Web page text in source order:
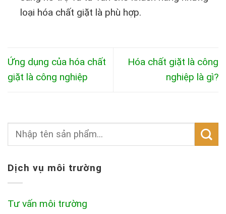
loại hóa chất giặt là phù hợp.
Ứng dụng của hóa chất
giặt là công nghiệp
Hóa chất giặt là công
nghiệp là gì?
Dịch vụ môi trường
Tư vấn môi trường